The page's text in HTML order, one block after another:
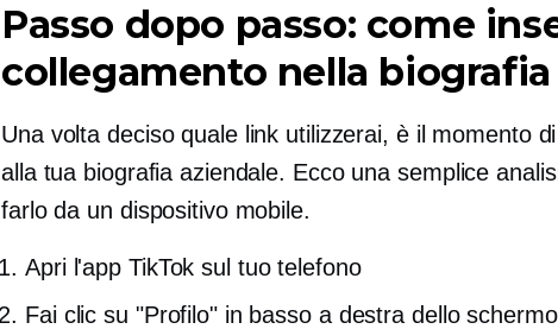
Passo dopo passo: come
collegamento nella
Una volta deciso quale link utilizzerai, è il momento
alla tua biografia aziendale. Ecco una semplice
farlo da un dispositivo mobile.
Apri l'app TikTok sul tuo telefono
Fai clic su "Profilo" in basso a destra dello schermo